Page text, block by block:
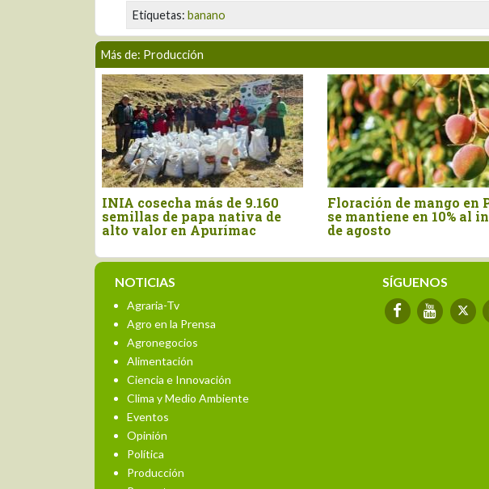
Etiquetas: banano
Más de: Producción
de arándano se
por lote", advierte
ante presencia
Producción de cacao peruano
se contrajo 11.3% en mayo de
este año
Perú: avanza
impulsará
NOTICIAS
Agraria-Tv
Agro en la Prensa
Agronegocios
Alimentación
Ciencia e Innovación
Clima y Medio Ambiente
Eventos
Opinión
Política
Producción
SÍGUENOS